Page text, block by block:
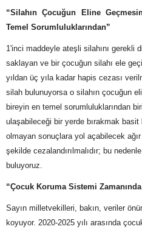
“Silahın Çocuğun Eline
Temel Sorumluluklarından”
1'inci maddeyle ateşli silahını gerekli
saklayan ve bir çocuğun silahı ele
yıldan üç yıla kadar hapis cezası
silah bulunuyorsa o silahın çocuğun
bireyin en temel sorumluluklarından
ulaşabileceği bir yerde bırakmak
olmayan sonuçlara yol açabilecek
şekilde cezalandırılmalıdır; bu
buluyoruz.
“Çocuk Koruma Sistemi Zamanında
Sayın milletvekilleri, bakın, veriler
koyuyor. 2020-2025 yılı arasında